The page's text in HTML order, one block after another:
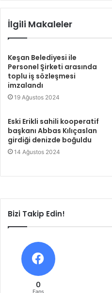
İlgili Makaleler
Keşan Belediyesi ile
Personel Şirketi arasında
toplu iş sözleşmesi
imzalandı
19 Ağustos 2024
Eski Erikli sahili kooperatif
başkanı Abbas Kılıçaslan
girdiği denizde boğuldu
14 Ağustos 2024
Bizi Takip Edin!
0
Fans